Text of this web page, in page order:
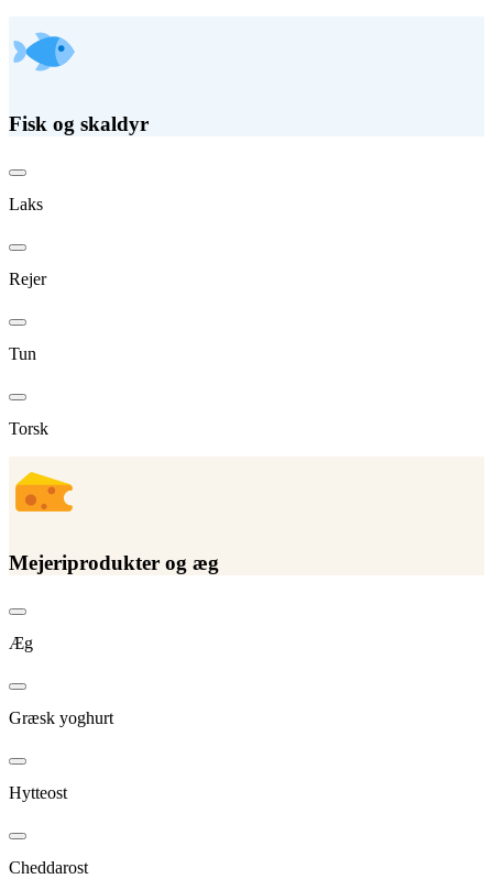
Fisk og skaldyr
Laks
Rejer
Tun
Torsk
Mejeriprodukter og æg
Æg
Græsk yoghurt
Hytteost
Cheddarost